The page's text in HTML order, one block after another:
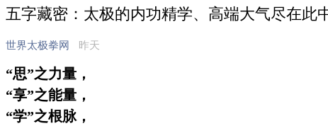
五字藏密：太极的内功精学、高端大气尽在此
世界太极拳网 昨天
“思”之力量，
“享”之能量，
“学”之根脉，